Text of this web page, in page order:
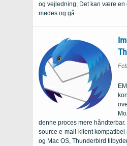
og vejledning, Det kan være en
mødes og gå…
denne proces mere
source e-mail-klient
og Mac OS, Thunderbird